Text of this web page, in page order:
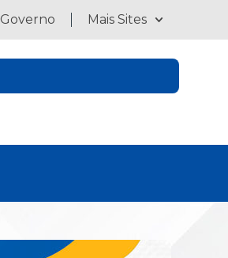
Governo Mais Sites